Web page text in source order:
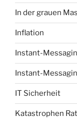
In der grauen
Inflation
Instant-
Instant-
IT Sicherheit
Katastrophen